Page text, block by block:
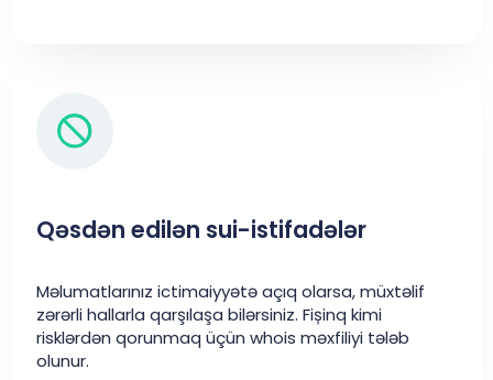
Qəsdən edilən sui-istifadələr
Məlumatlarınız ictimaiyyətə açıq olarsa, müxtəlif
zərərli hallarla qarşılaşa bilərsiniz. Fișinq kimi
risklərdən qorunmaq üçün whois məxfiliyi tələb
olunur.